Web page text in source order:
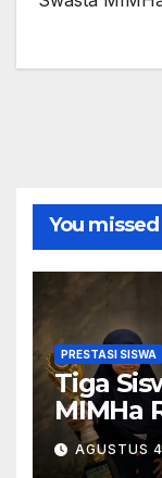
You missed
PRESTASI SISWA
Tiga
MIMHa
Ajang
AGUSTUS